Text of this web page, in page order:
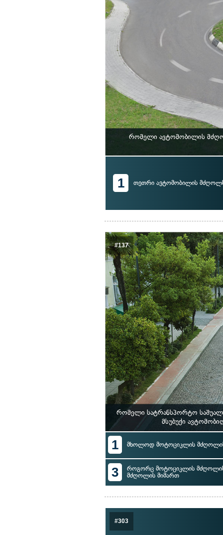
რომელი ავტომობილის
1 თეთრი ავტომობილის
#137
რომელი სატრანსპორტო
მსუბუქი
1 მხოლოდ მოტოციკლის
3
როგორც მოტოციკლის მძღოლის,
მძღოლის მიმართ
#303